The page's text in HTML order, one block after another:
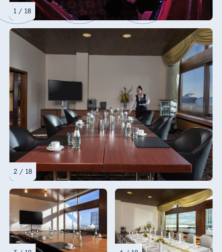
1 / 18
2 / 18